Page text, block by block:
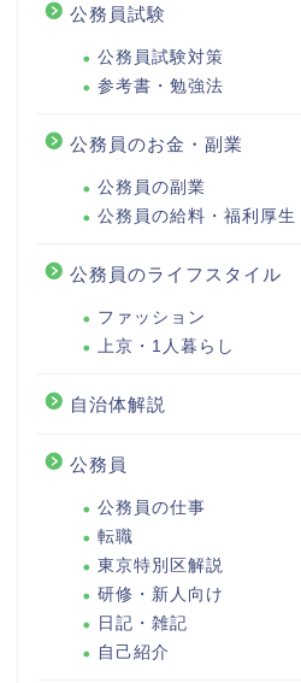
公務員試験
公務員試験対策
参考書・勉強法
公務員のお金・副業
公務員の副業
公務員の給料・福利厚生
公務員のライフスタイル
ファッション
上京・1人暮らし
自治体解説
公務員
公務員の仕事
転職
東京特別区解説
研修・新人向け
日記・雑記
自己紹介